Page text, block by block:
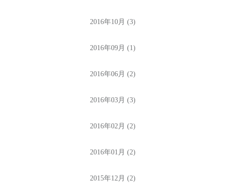
2016年10月 (3)
2016年09月 (1)
2016年06月 (2)
2016年03月 (3)
2016年02月 (2)
2016年01月 (2)
2015年12月 (2)